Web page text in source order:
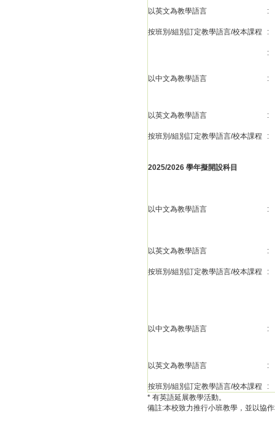
以英文為教學語言 :
按班別/組別訂定教學語言/校本課程 :
:
以中文為教學語言 :
以英文為教學語言 :
按班別/組別訂定教學語言/校本課程 :
2025/2026 學年擬開設科目
以中文為教學語言 :
以英文為教學語言 :
按班別/組別訂定教學語言/校本課程 :
以中文為教學語言 :
以英文為教學語言 :
按班別/組別訂定教學語言/校本課程
:
* 有英語延展教學活動。
備註:本校致力推行小班教學，並以協